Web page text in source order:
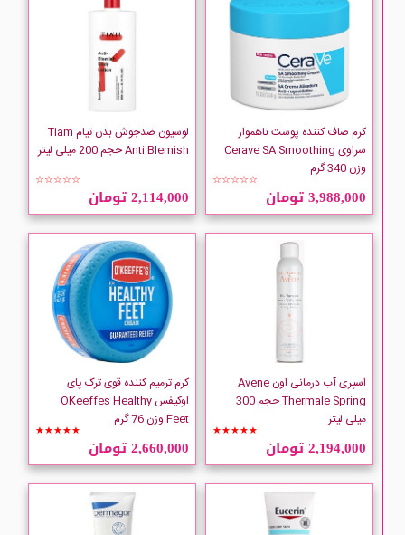
کرم صاف کننده پوست ناهموار
سراوی Cerave SA Smoothing
وزن 340 گرم
☆☆☆☆☆
3,988,000 تومان
لوسیون ضدجوش بدن تیام Tiam
Anti Blemish حجم 200 میلی لیتر
☆☆☆☆☆
2,114,000 تومان
اسپری آب درمانی اون Avene
Thermale Spring حجم 300
میلی لیتر
★★★★★
2,194,000 تومان
کرم ترمیم کننده قوی ترک پای
اوکیفس OKeeffes Healthy
Feet وزن 76 گرم
★★★★★
2,660,000 تومان